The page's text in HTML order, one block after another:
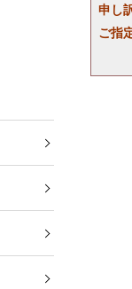
申し
ご指